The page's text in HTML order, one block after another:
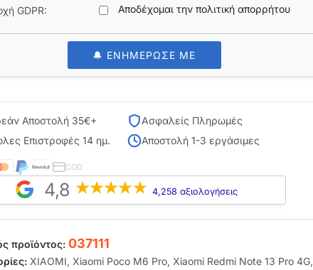
GDPR: Αποδέχομαι την πολιτική απορρήτου
🔔 ΕΝΗΜΕΡΩΣΕ ΜΕ
Αποστολή 35€+
Ασφαλείς Πληρωμές
Επιστροφές 14 ημ.
Αποστολή 1-3 εργάσιμες
COD
4,8 4,258 αξιολογήσεις
προϊόντος: 037111
XIAOMI, Xiaomi Poco M6 Pro, Xiaomi Redmi Note 13 Pro 4G,